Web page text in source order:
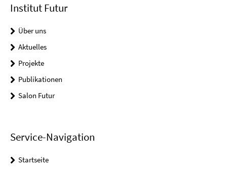
Institut Futur
Über uns
Aktuelles
Projekte
Publikationen
Salon Futur
Service-Navigation
Startseite